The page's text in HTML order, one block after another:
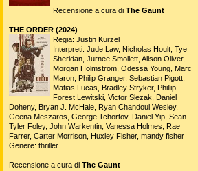
Recensione a cura di The Gaunt
THE ORDER (2024)
Regia: Justin Kurzel
Interpreti: Jude Law, Nicholas Hoult, Tye
Sheridan, Jurnee Smollett, Alison Oliver,
Morgan Holmstrom, Odessa Young, Marc
Maron, Philip Granger, Sebastian Pigott,
Matias Lucas, Bradley Stryker, Phillip
Forest Lewitski, Victor Slezak, Daniel
Doheny, Bryan J. McHale, Ryan Chandoul Wesley,
Geena Meszaros, George Tchortov, Daniel Yip, Sean
Tyler Foley, John Warkentin, Vanessa Holmes, Rae
Farrer, Carter Morrison, Huxley Fisher, mandy fisher
Genere: thriller
Recensione a cura di The Gaunt